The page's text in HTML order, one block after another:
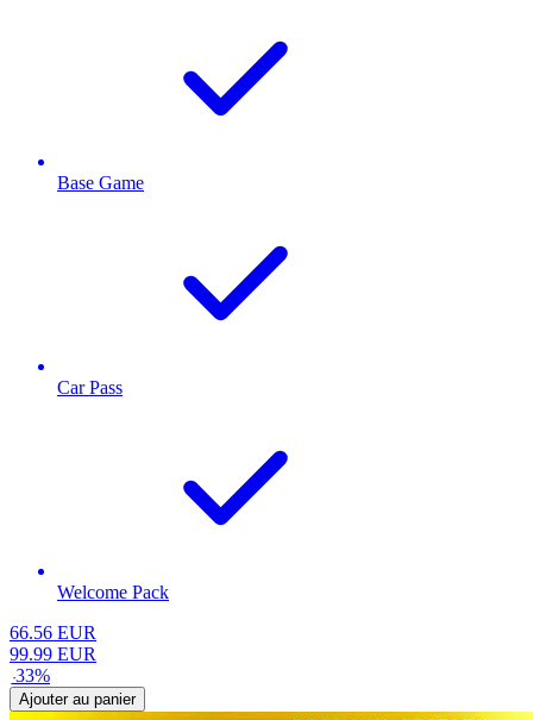
Base Game
Car Pass
Welcome Pack
66.56 EUR
99.99 EUR
-33%
Ajouter au panier